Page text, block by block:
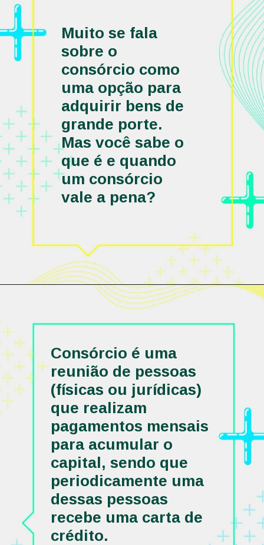
Muito se fala
sobre o
consórcio como
uma opção para
adquirir bens de
grande porte.
Mas você sabe o
que é e quando
um consórcio
vale a pena?
Consórcio é uma
reunião de pessoas
(físicas ou jurídicas)
que realizam
pagamentos mensais
para acumular o
capital, sendo que
periodicamente uma
dessas pessoas
recebe uma carta de
crédito.